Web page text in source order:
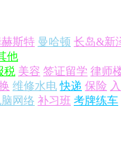
斯特 曼哈顿 长岛&新
他
税 美容 签证留学 律师
维修水电 快递 保险
网络 补习班 考牌练车